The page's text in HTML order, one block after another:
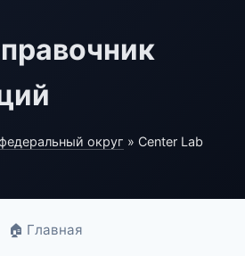
округ » Center Lab
🏠 Главная